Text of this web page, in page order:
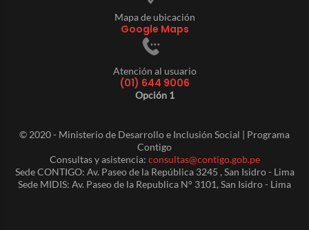
Mapa de ubicación
Google Maps
Atención al usuario
(01) 644 9006
Opción 1
© 2020 - Ministerio de Desarrollo e Inclusión Social | Programa
Contigo
Consultas y asistencia: consultas@contigo.gob.pe
Sede CONTIGO: Av. Paseo de la República 3245 , San Isidro - Lima
Sede MIDIS: Av. Paseo de la Republica N° 3101, San Isidro - Lima